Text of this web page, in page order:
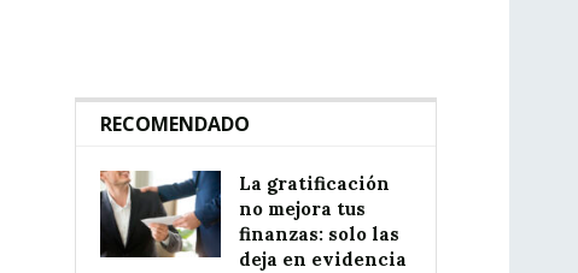
RECOMENDADO
La gratificación
no mejora tus
finanzas: solo las
deja en evidencia